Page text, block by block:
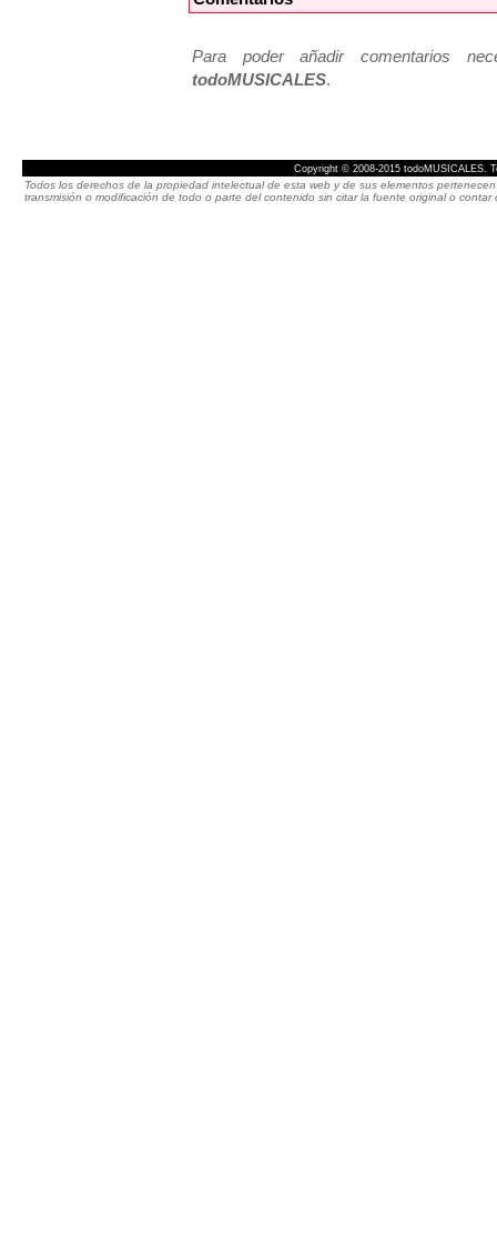
Para poder añadir comentarios
todoMUSICALES.
Copyright © 2008-2015 todoMUSICALES.
Todos los derechos de la propiedad intelectual de esta web y de sus elementos
transmisión o modificación de todo o parte del contenido sin citar la fuente original o